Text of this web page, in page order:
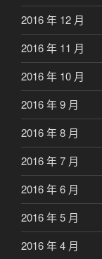
2016 年 12 月
2016 年 11 月
2016 年 10 月
2016 年 9 月
2016 年 8 月
2016 年 7 月
2016 年 6 月
2016 年 5 月
2016 年 4 月